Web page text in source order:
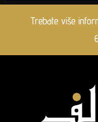
Trebate više